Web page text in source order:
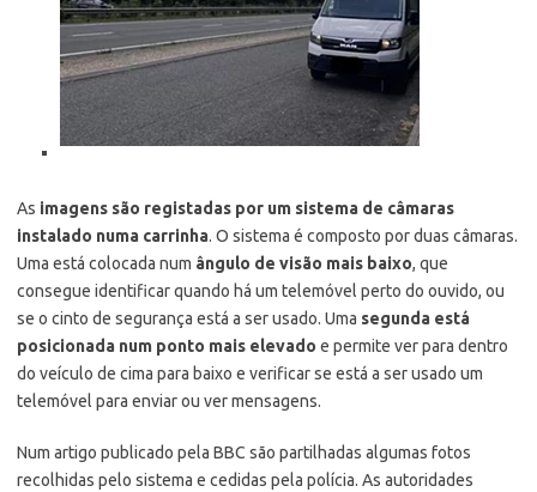
As imagens são registadas por um sistema de câmaras
instalado numa carrinha. O sistema é composto por duas câmaras.
Uma está colocada num ângulo de visão mais baixo, que
consegue identificar quando há um telemóvel perto do ouvido, ou
se o cinto de segurança está a ser usado. Uma segunda está
posicionada num ponto mais elevado e permite ver para dentro
do veículo de cima para baixo e verificar se está a ser usado um
telemóvel para enviar ou ver mensagens.
Num artigo publicado pela BBC são partilhadas algumas fotos
recolhidas pelo sistema e cedidas pela polícia. As autoridades